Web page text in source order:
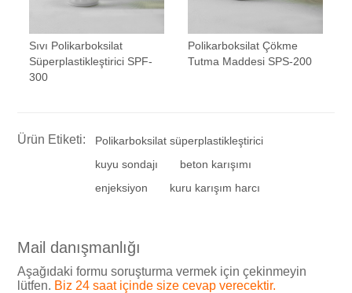
Sıvı Polikarboksilat
Süperplastikleştirici SPF-
300
Polikarboksilat Çökme
Tutma Maddesi SPS-200
Ürün Etiketi:
Polikarboksilat süperplastikleştirici
kuyu sondajı
beton karışımı
enjeksiyon
kuru karışım harcı
Mail danışmanlığı
Aşağıdaki formu soruşturma vermek için çekinmeyin
lütfen. Biz 24 saat içinde size cevap verecektir.